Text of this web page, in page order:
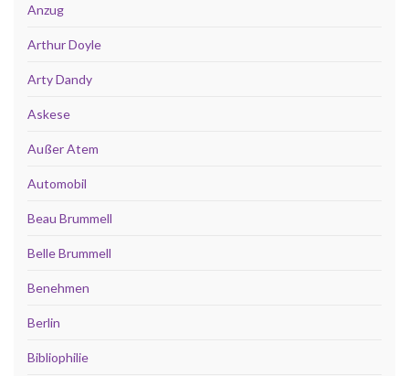
Anzug
Arthur Doyle
Arty Dandy
Askese
Außer Atem
Automobil
Beau Brummell
Belle Brummell
Benehmen
Berlin
Bibliophilie